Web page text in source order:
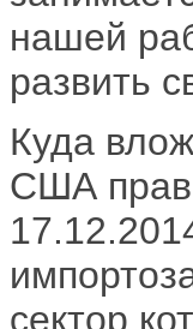
нашей
развить
Куда
США
сектор